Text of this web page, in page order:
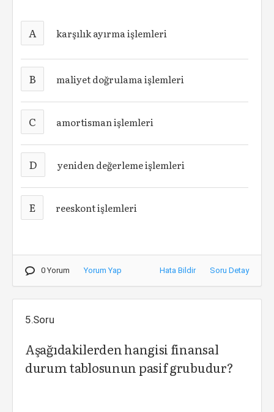
A karşılık ayırma işlemleri
B maliyet doğrulama işlemleri
C amortisman işlemleri
D yeniden değerleme işlemleri
E reeskont işlemleri
0 Yorum Yorum Yap Hata Bildir Soru Detay
5.Soru
Aşağıdakilerden hangisi finansal
durum tablosunun pasif grubudur?